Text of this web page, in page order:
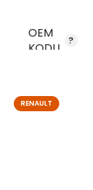
OEM
KODU
STOK KODU
RENAULT